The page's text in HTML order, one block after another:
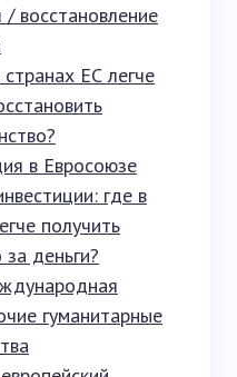
/ восстановление
странах ЕС легче
в Евросоюзе
где в
получить
деньги?
гуманитарные